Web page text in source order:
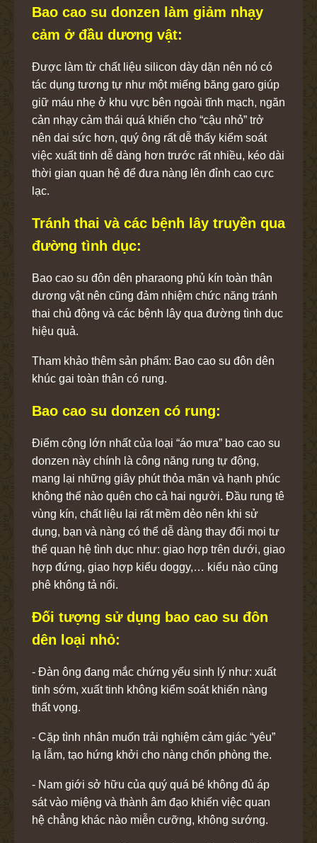
Bao cao su donzen làm giảm nhạy
cảm ở đầu dương vật:
Được làm từ chất liệu silicon dày dặn nên nó có
tác dụng tương tự như một miếng băng garo giúp
giữ máu nhẹ ở khu vực bên ngoài tĩnh mạch, ngăn
cản nhạy cảm thái quá khiến cho “cậu nhỏ” trở
nên dai sức hơn, quý ông rất dễ thấy kiểm soát
việc xuất tinh dễ dàng hơn trước rất nhiều, kéo dài
thời gian quan hệ để đưa nàng lên đỉnh cao cực
lạc.
Tránh thai và các bệnh lây truyền qua
đường tình dục:
Bao cao su đôn dên pharaong phủ kín toàn thân
dương vật nên cũng đảm nhiệm chức năng tránh
thai chủ động và các bệnh lây qua đường tình dục
hiệu quả.
Tham khảo thêm sản phẩm: Bao cao su đôn dên
khúc gai toàn thân có rung.
Bao cao su donzen có rung:
Điểm cộng lớn nhất của loại “áo mưa” bao cao su
donzen này chính là công năng rung tự động,
mang lại những giây phút thỏa mãn và hạnh phúc
không thể nào quên cho cả hai người. Đầu rung tê
vùng kín, chất liệu lại rất mềm dẻo nên khi sử
dụng, bạn và nàng có thể dễ dàng thay đổi mọi tư
thế quan hệ tình dục như: giao hợp trên dưới, giao
hợp đứng, giao hợp kiểu doggy,… kiểu nào cũng
phê không tả nổi.
Đối tượng sử dụng bao cao su đôn
dên loại nhỏ:
- Đàn ông đang mắc chứng yếu sinh lý như: xuất
tinh sớm, xuất tinh không kiểm soát khiến nàng
thất vọng.
- Cặp tình nhân muốn trải nghiệm cảm giác “yêu”
lạ lẫm, tạo hứng khởi cho nàng chốn phòng the.
- Nam giới sở hữu của quý quá bé không đủ áp
sát vào miệng và thành âm đạo khiến việc quan
hệ chẳng khác nào miễn cưỡng, không sướng.